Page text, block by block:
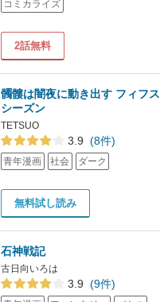
コミカライズ
2話無料
髑髏は闇夜に動き出す フィフス
シーズン
TETSUO
3.9 (8件)
青年漫画 社会 ダーク
無料試し読み
石神戦記
古日向いろは
3.9 (9件)